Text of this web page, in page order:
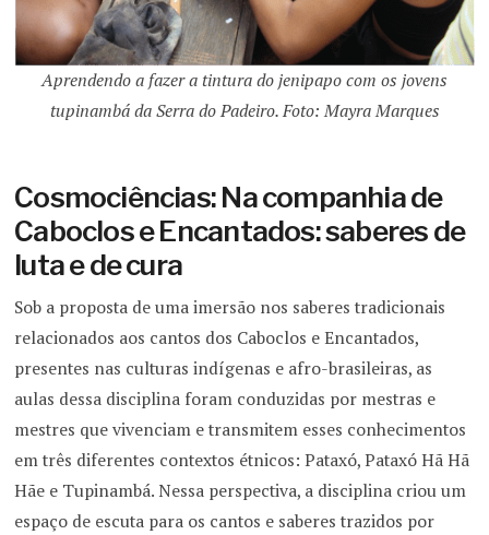
Aprendendo a fazer a tintura do jenipapo com os jovens
tupinambá da Serra do Padeiro. Foto: Mayra Marques
Cosmociências: Na companhia de
Caboclos e Encantados: saberes de
luta e de cura
Sob a proposta de uma imersão nos saberes tradicionais
relacionados aos cantos dos Caboclos e Encantados,
presentes nas culturas indígenas e afro-brasileiras, as
aulas dessa disciplina foram conduzidas por mestras e
mestres que vivenciam e transmitem esses conhecimentos
em três diferentes contextos étnicos: Pataxó, Pataxó Hã Hã
Hãe e Tupinambá. Nessa perspectiva, a disciplina criou um
espaço de escuta para os cantos e saberes trazidos por